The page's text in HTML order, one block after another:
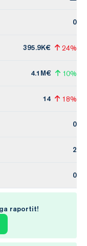
0
395.9K€ 24%
4.1M€ 10%
14 18%
0
2
0
raportit!